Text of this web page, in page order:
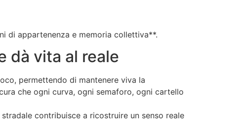
di appartenenza e memoria collettiva**.
dà vita al reale
permettendo di mantenere viva la
che ogni curva, ogni semaforo, ogni cartello
contribuisce a ricostruire un senso reale